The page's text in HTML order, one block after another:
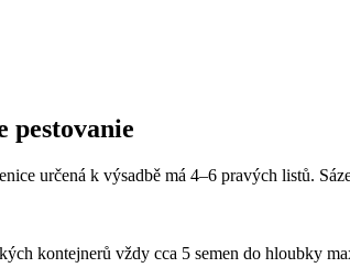
pestovanie
určená k výsadbě má 4–6 pravých listů.
kontejnerů vždy cca 5 semen do hloubky